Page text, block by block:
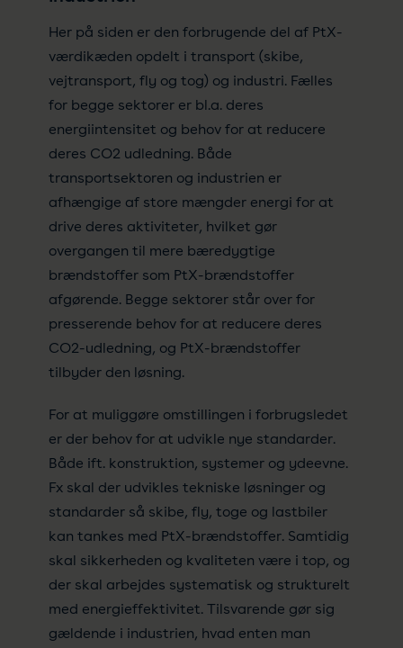
Her på siden er den forbrugende del af PtX-
værdikæden opdelt i transport (skibe,
vejtransport, fly og tog) og industri. Fælles
for begge sektorer er bl.a. deres
energiintensitet og behov for at reducere
deres CO2 udledning. Både
transportsektoren og industrien er
afhængige af store mængder energi for at
drive deres aktiviteter, hvilket gør
overgangen til mere bæredygtige
brændstoffer som PtX-brændstoffer
afgørende. Begge sektorer står over for
presserende behov for at reducere deres
CO2-udledning, og PtX-brændstoffer
tilbyder den løsning.
For at muliggøre omstillingen i forbrugsledet
er der behov for at udvikle nye standarder.
Både ift. konstruktion, systemer og ydeevne.
Fx skal der udvikles tekniske løsninger og
standarder så skibe, fly, toge og lastbiler
kan tankes med PtX-brændstoffer. Samtidig
skal sikkerheden og kvaliteten være i top, og
der skal arbejdes systematisk og strukturelt
med energieffektivitet. Tilsvarende gør sig
gældende i industrien, hvad enten man